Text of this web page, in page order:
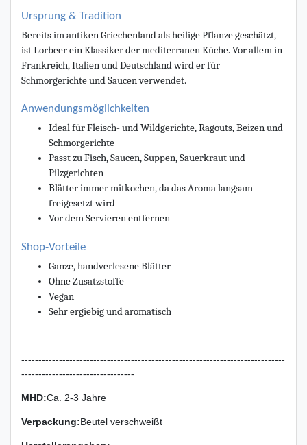
Ursprung & Tradition
Bereits im antiken Griechenland als heilige Pflanze geschätzt,
ist Lorbeer ein Klassiker der mediterranen Küche. Vor allem in
Frankreich, Italien und Deutschland wird er für
Schmorgerichte und Saucen verwendet.
Anwendungsmöglichkeiten
Ideal für Fleisch- und Wildgerichte, Ragouts, Beizen und
Schmorgerichte
Passt zu Fisch, Saucen, Suppen, Sauerkraut und
Pilzgerichten
Blätter immer mitkochen, da das Aroma langsam
freigesetzt wird
Vor dem Servieren entfernen
Shop-Vorteile
Ganze, handverlesene Blätter
Ohne Zusatzstoffe
Vegan
Sehr ergiebig und aromatisch
-----------------------------------------------------------------------------
---------------------------------
MHD:Ca. 2-3 Jahre
Verpackung:Beutel verschweißt